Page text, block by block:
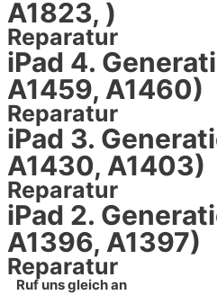
A1823, )
Reparatur
iPad 4.
A1459, A1460)
Reparatur
iPad 3.
A1430, A1403)
Reparatur
iPad 2.
A1396, A1397)
Reparatur
Ruf uns gleich an